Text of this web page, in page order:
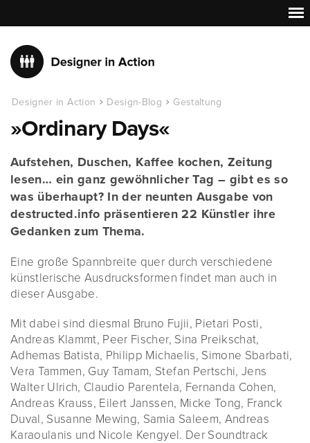
Designer in Action Design-Blog Gestaltung
»Ordinary Days«
Aufstehen, Duschen, Kaffee kochen, Zeitung
lesen… ein ganz gewöhnlicher Tag – gibt es so
was überhaupt? In der neunten Ausgabe von
destructed.info präsentieren 22 Künstler ihre
Gedanken zum Thema.
Eine große Spannbreite quer durch verschiedene
künstlerische Ausdrucksformen findet man auch in
dieser Ausgabe.
Mit dabei sind diesmal Bruno Fujii, Pietari Posti,
Andreas Klammt, Peer Fischer, Sina Preikschat,
Adhemas Batista, Philipp Michaelis, Simone Sbarbati,
Vera Tammen, Guy Tamam, Stefan Pertschi, Jens
Walter Ulrich, Claudio Parentela, Fernanda Cohen,
Andreas Krauss, Eilert Janssen, Micke Tong, Franck
Duval, Susanne Mewing, Samia Saleem, Andreas
Karaoulanis und Nicole Kengyel. Der Soundtrack